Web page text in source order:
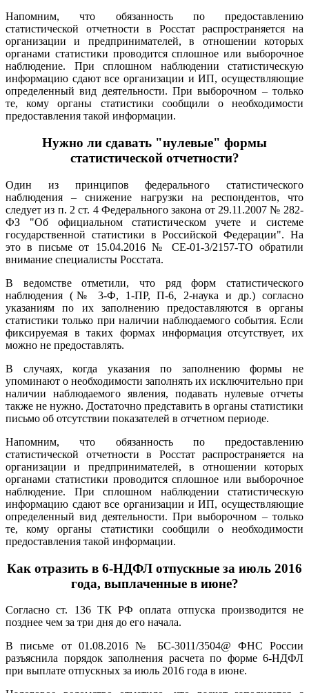
Напомним, что обязанность по предоставлению
статистической отчетности в Росстат распространяется на
организации и предпринимателей, в отношении которых
органами статистики проводится сплошное или выборочное
наблюдение. При сплошном наблюдении статистическую
информацию сдают все организации и ИП, осуществляющие
определенный вид деятельности. При выборочном – только
те, кому органы статистики сообщили о необходимости
предоставления такой информации.
Нужно ли сдавать "нулевые" формы
статистической отчетности?
Один из принципов федерального статистического
наблюдения – снижение нагрузки на респондентов, что
следует из п. 2 ст. 4 Федерального закона от 29.11.2007 № 282-
ФЗ "Об официальном статистическом учете и системе
государственной статистики в Российской Федерации". На
это в письме от 15.04.2016 № СЕ-01-3/2157-ТО обратили
внимание специалисты Росстата.
В ведомстве отметили, что ряд форм статистического
наблюдения (№ 3-Ф, 1-ПР, П-6, 2-наука и др.) согласно
указаниям по их заполнению предоставляются в органы
статистики только при наличии наблюдаемого события. Если
фиксируемая в таких формах информация отсутствует, их
можно не предоставлять.
В случаях, когда указания по заполнению формы не
упоминают о необходимости заполнять их исключительно при
наличии наблюдаемого явления, подавать нулевые отчеты
также не нужно. Достаточно представить в органы статистики
письмо об отсутствии показателей в отчетном периоде.
Напомним, что обязанность по предоставлению
статистической отчетности в Росстат распространяется на
организации и предпринимателей, в отношении которых
органами статистики проводится сплошное или выборочное
наблюдение. При сплошном наблюдении статистическую
информацию сдают все организации и ИП, осуществляющие
определенный вид деятельности. При выборочном – только
те, кому органы статистики сообщили о необходимости
предоставления такой информации.
Как отразить в 6-НДФЛ отпускные за июль 2016
года, выплаченные в июне?
Согласно ст. 136 ТК РФ оплата отпуска производится не
позднее чем за три дня до его начала.
В письме от 01.08.2016 № БС-3011/3504@ ФНС России
разъяснила порядок заполнения расчета по форме 6-НДФЛ
при выплате отпускных за июль 2016 года в июне.